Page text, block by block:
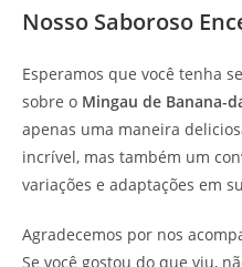
Nosso Saboroso
Esperamos que você tenha
sobre o Mingau de Banana-
apenas uma maneira
incrível, mas também um
variações e adaptações em
Agradecemos por nos
Se você gostou do que viu,